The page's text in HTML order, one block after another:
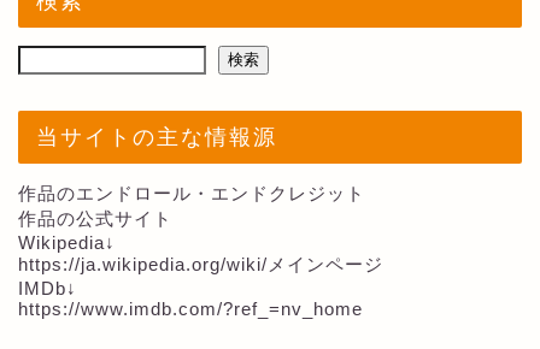
検索
当サイトの主な情報源
作品のエンドロール・エンドクレジット
作品の公式サイト
Wikipedia↓
https://ja.wikipedia.org/wiki/メインページ
IMDb↓
https://www.imdb.com/?ref_=nv_home